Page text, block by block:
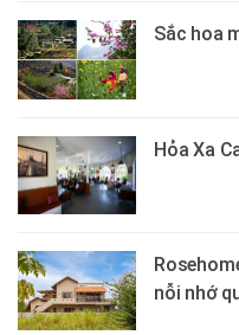
Sắc hoa
Hỏa Xa
nỗi nhớ